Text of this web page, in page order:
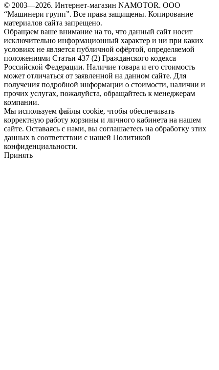
© 2003—2026. Интернет-магазин NAMOTOR. ООО
“Машинери групп”. Все права защищены. Копирование
материалов сайта запрещено.
Обращаем ваше внимание на то, что данный сайт носит
исключительно информационный характер и ни при каких
условиях не является публичной офёртой, определяемой
положениями Статьи 437 (2) Гражданского кодекса
Российской Федерации. Наличие товара и его стоимость
может отличаться от заявленной на данном сайте. Для
получения подробной информации о стоимости, наличии и
прочих услугах, пожалуйста, обращайтесь к менеджерам
компании.
Мы используем файлы cookie, чтобы обеспечивать
корректную работу корзины и личного кабинета на нашем
сайте. Оставаясь с нами, вы соглашаетесь на обработку этих
данных в соответствии с нашей Политикой
конфиденциальности.
Принять